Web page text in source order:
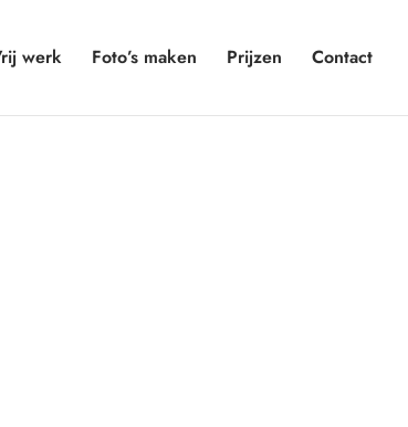
werk Foto’s maken Prijzen Contact